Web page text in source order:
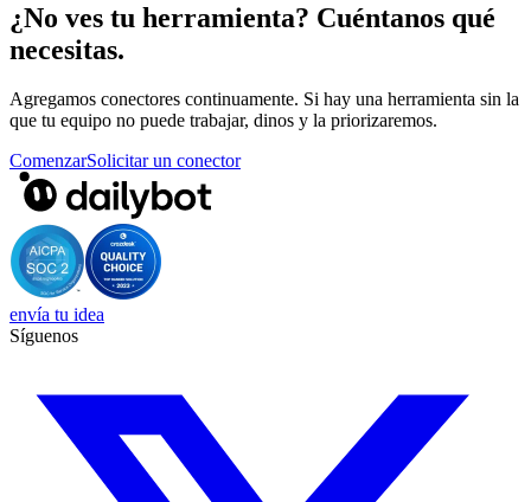
¿No ves tu herramienta? Cuéntanos qué
necesitas.
Agregamos conectores continuamente. Si hay una herramienta sin la
que tu equipo no puede trabajar, dinos y la priorizaremos.
ComenzarSolicitar un conector
envía tu idea
Síguenos